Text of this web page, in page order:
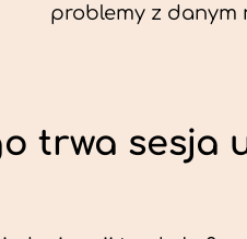
problemy z danym
trwa sesja